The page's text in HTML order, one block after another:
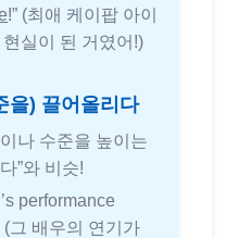
!” (최애 케이팝 아이
실이 된 거였어!)
을) 끌어올리다
나 수준을 높이는
”와 비슷!
performance
(그 배우의 연기가